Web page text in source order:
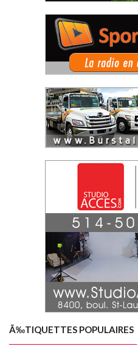
Ã‰TIQUETTES POPULAIRES